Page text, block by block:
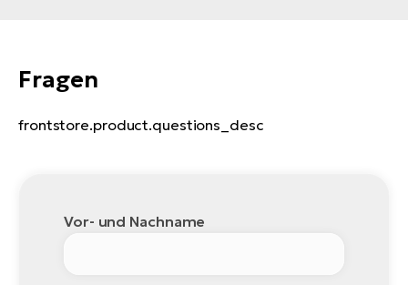
Fragen
frontstore.product.questions_desc
Vor- und Nachname